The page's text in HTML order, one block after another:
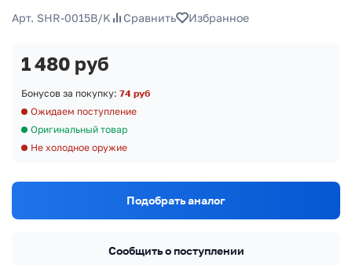
Арт. SHR-0015B/K Сравнить Избранное
1 480 руб
Бонусов за покупку: 74 руб
Ожидаем поступление
Оригинальный товар
Не холодное оружие
Подобрать аналог
Сообщить о поступлении